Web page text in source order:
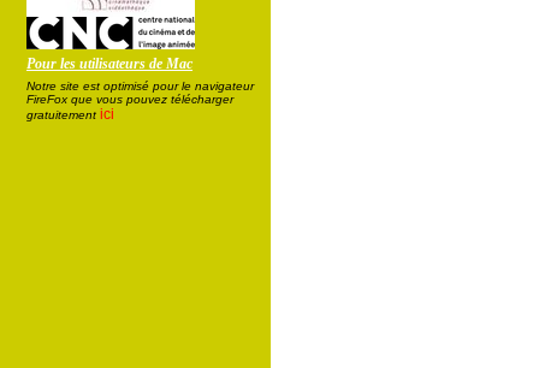
Pour les utilisateurs de Mac
Notre site est optimisé pour le navigateur
FireFox que vous pouvez télécharger
gratuitement ici